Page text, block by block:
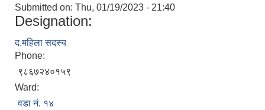
Submitted on: Thu, 01/19/2023 - 21:40
Designation:
द.महिला सदस्य
Phone:
९८६७२४०१५९
Ward:
वडा नं. १४